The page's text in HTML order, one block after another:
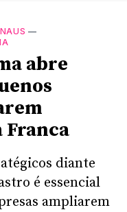
—
abre
Franca
diante
é essencial
ampliarem